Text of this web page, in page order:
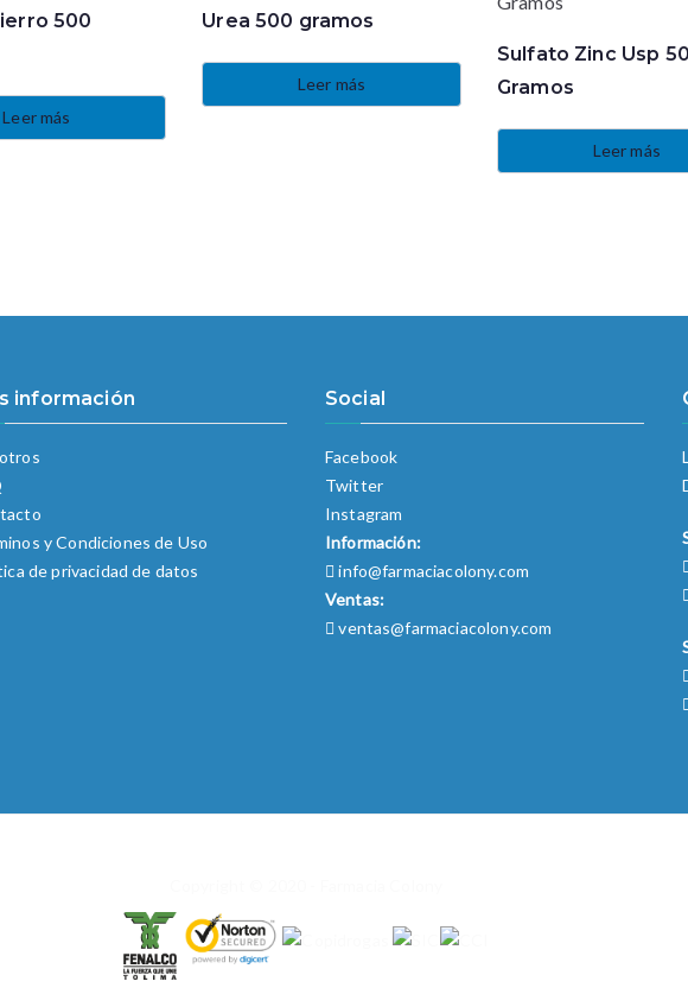
500
Leer más
Urea 500 gramos
Leer más
Sulfato Zinc Usp
Gramos
Leer más
información
y Condiciones de Uso
de privacidad de datos
Social
Facebook
Twitter
Instagram
Información:
info@farmaciacolony.com
Ventas:
ventas@farmaciacolony.com